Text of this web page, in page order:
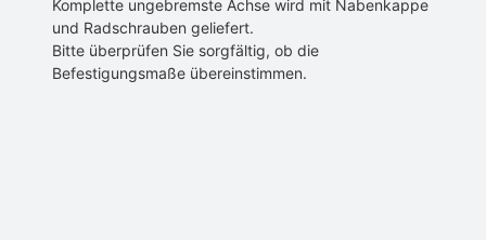
Komplette ungebremste Achse wird mit Nabenkappe
und Radschrauben geliefert.
Bitte überprüfen Sie sorgfältig, ob die
Befestigungsmaße übereinstimmen.